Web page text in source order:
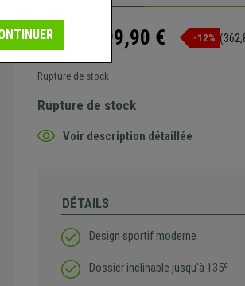
339,90 € 299,90 € -12%
Rupture de stock
Rupture de stock
Voir description détaillée
DÉTAILS
Design sportif moderne
Dossier inclinable jusqu'à 135º